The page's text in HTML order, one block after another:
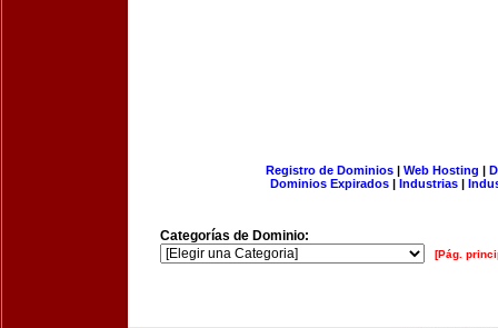
Registro de Dominios| Web Hosting |
Dominios Expirados | Industrias |
Categorías de Dominio:
[Pág.